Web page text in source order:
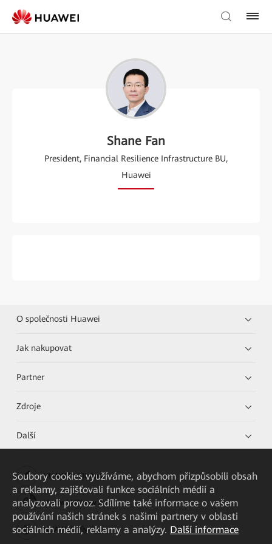
Shane Fan
President, Financial Resilience Infrastructure BU,
Huawei
O společnosti Huawei
Jak nakupovat
Partner
Zdroje
Další
HUAWEI eKit App
Huawei HiKnow App
HUAWEI eFly App
Soubory cookies využíváme, abychom přizpůsobili obsah
a reklamy, zajišťovali funkce sociálních médií a
analyzovali provoz. Sdílíme také informace o vašem
používání našich stránek s našimi partnery v oblasti
sociálních médií, reklamy a analýzy. Další informace